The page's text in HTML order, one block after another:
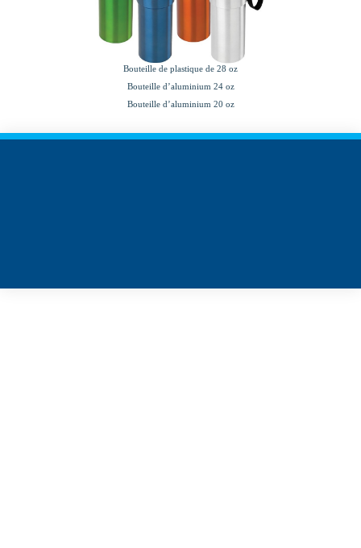
Bouteille de plastique de 28 oz
Bouteille d’aluminium 24 oz
Bouteille d’aluminium 20 oz